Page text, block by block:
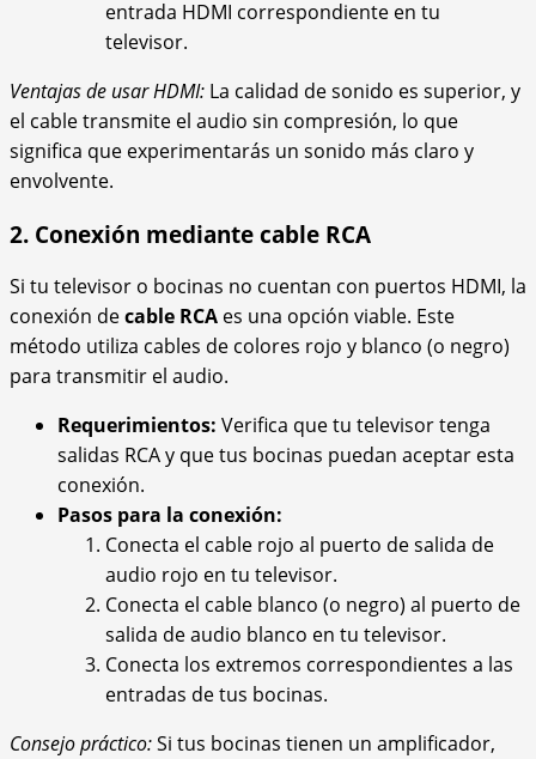
entrada HDMI correspondiente en tu
televisor.
Ventajas de usar HDMI: La calidad de sonido es superior, y
el cable transmite el audio sin compresión, lo que
significa que experimentarás un sonido más claro y
envolvente.
2. Conexión mediante cable RCA
Si tu televisor o bocinas no cuentan con puertos HDMI, la
conexión decable RCA es una opción viable. Este
método utiliza cables de colores rojo y blanco (o negro)
para transmitir el audio.
Requerimientos: Verifica que tu televisor tenga
salidas RCA y que tus bocinas puedan aceptar esta
conexión.
Pasos para la conexión:
Conecta el cable rojo al puerto de salida de
audio rojo en tu televisor.
Conecta el cable blanco (o negro) al puerto de
salida de audio blanco en tu televisor.
Conecta los extremos correspondientes a las
entradas de tus bocinas.
Consejo práctico:Si tus bocinas tienen un amplificador,